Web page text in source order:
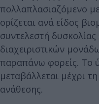
πολλαπλασιαζόμενο
ορίζεται ανά είδος
συντελεστή
διαχειριστικών
παραπάνω φορείς. Το
μεταβάλλεται μέχρι
ανάθεσης.